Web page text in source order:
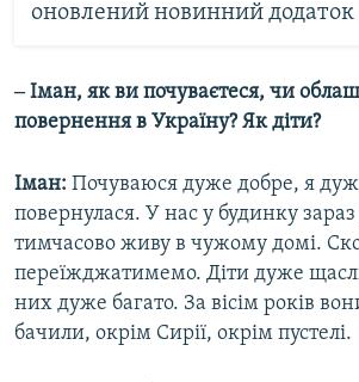
оновлений новинний додаток
‒ Іман, як ви почуваєтеся, чи
повернення в Україну? Як діти?
Іман: Почуваюся дуже добре, я
повернулася. У нас у будинку
тимчасово живу в чужому домі.
переїжджатимемо. Діти дуже
них дуже багато. За вісім років
бачили, окрім Сирії, окрім пустелі.